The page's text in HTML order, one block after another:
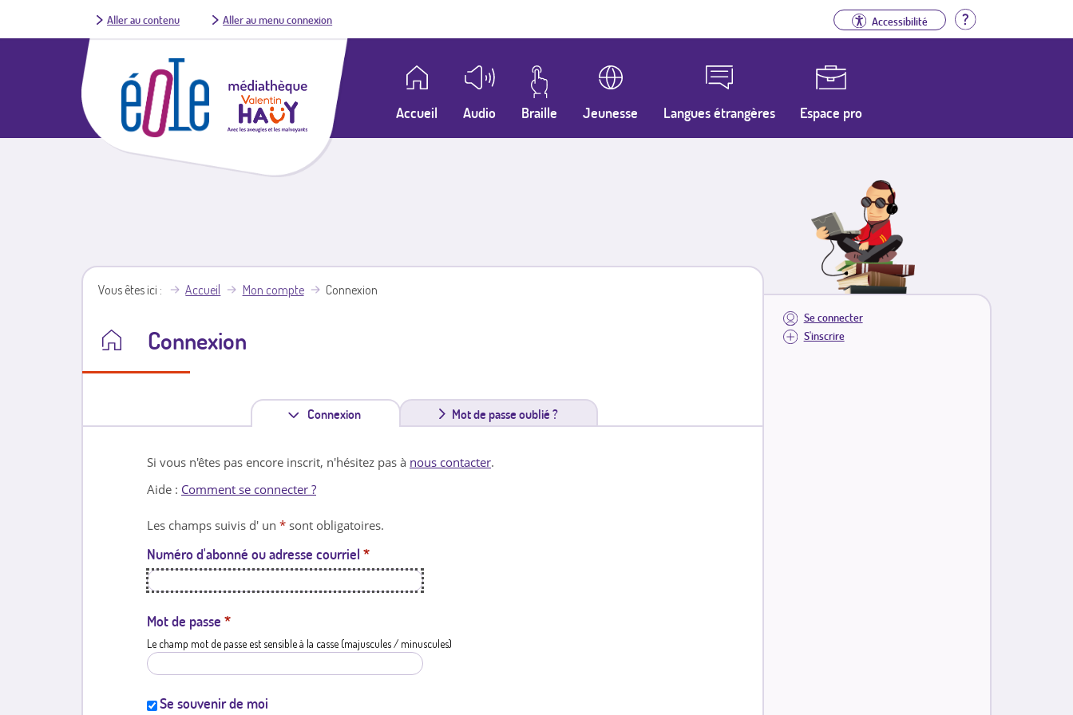
Aller au contenu Aller au menu connexion Accessibilité Aide
Accueil Audio Braille Jeunesse Langues étrangères Espace pro
Se connecter
S'inscrire
Vous êtes ici Accueil Mon compte Connexion
Connexion
Connexion
n
l
e
Mot de passe oublié ?
Si vous n'êtes pas encore inscrit, n'hésitez pas à nous contacter.
Aide : Comment se connecter ?
Les champs suivis d' un * sont obligatoires.
Numéro d'abonné ou adresse courriel *
Mot de passe *
Le champ mot de passe est sensible à la casse (majuscules / minuscules)
Se souvenir de moi